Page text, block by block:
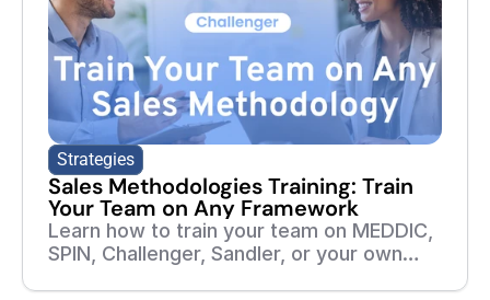
Strategies
Sales Methodologies Training: Train
Your Team on Any Framework
Learn how to train your team on MEDDIC,
SPIN, Challenger, Sandler, or your own